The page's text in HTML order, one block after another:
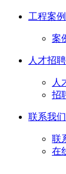
工程案例
案
人才招聘
人
招
联系我们
联
在